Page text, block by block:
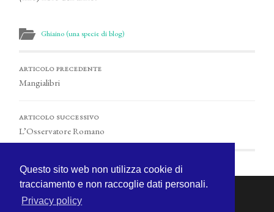
Ghiaino (una specie di blog)
ARTICOLO PRECEDENTE
Mangialibri
ARTICOLO SUCCESSIVO
L’Osservatore Romano
Questo sito web non utilizza cookie di
tracciamento e non raccoglie dati personali.
Privacy policy